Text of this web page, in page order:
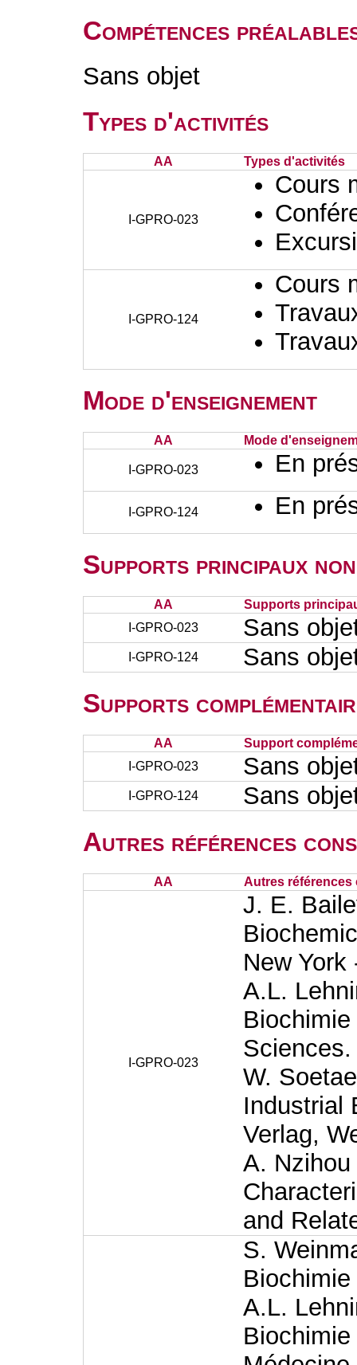
Compétences
Sans objet
Types d'activités
AA Types d'activités
I-GPRO-023
Cours
I-GPRO-124
Cours
Mode d'enseignement
AA Mode
I-GPRO-023 En
I-GPRO-124 En
Supports principaux
AA
Supports
I-GPRO-023
Sans
I-GPRO-124 Sans
Supports
AA
Support
I-GPRO-023
Sans
I-GPRO-124 Sans
Autres références
AA Autres références
I-GPRO-023
J. E.
New
A.L.
Sciences.
W.
Industrial
Verlag,
A.
and
S.
A.L.